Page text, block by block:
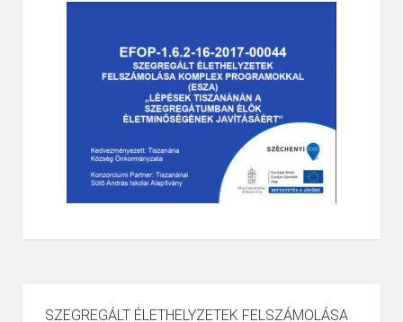
SZEGREGÁLT ÉLETHELYZETEK FELSZÁMOLÁSA